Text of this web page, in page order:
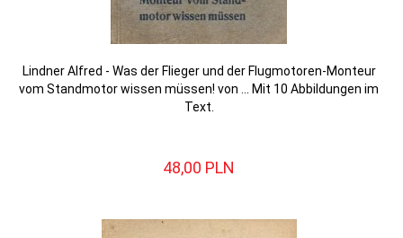
Lindner Alfred - Was der Flieger und der Flugmotoren-Monteur
vom Standmotor wissen müssen! von ... Mit 10 Abbildungen im
Text.
48,00 PLN